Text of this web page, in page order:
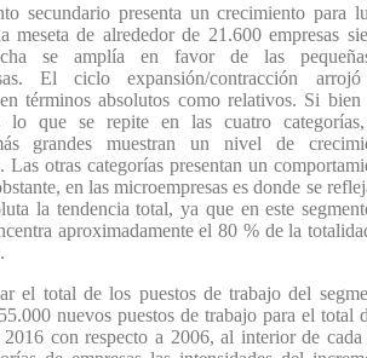
secundario presenta un crecimiento para
meseta de alrededor de 21.600 empresas
se amplía en favor de las
El ciclo expansión/contracción
términos absolutos como relativos. Si bien
lo que se repite en las cuatro
grandes muestran un nivel de
Las otras categorías presentan un
en las microempresas es donde se
la tendencia total, ya que en este
aproximadamente el 80 % de la
el total de los puestos de trabajo del
nuevos puestos de trabajo para el total
con respecto a 2006, al interior de cada